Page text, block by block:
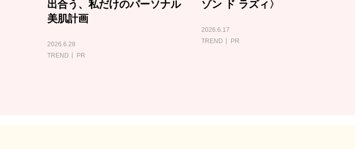
出合う、私だけのパーソナル
美肌計画
2026.6.28
TREND
PR
ゾン ド ラズィ〉
2026.6.17
TREND
PR